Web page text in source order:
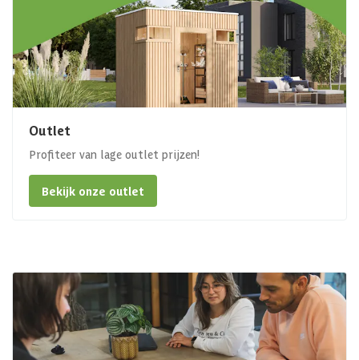
Outlet
Profiteer van lage outlet prijzen!
Bekijk onze outlet